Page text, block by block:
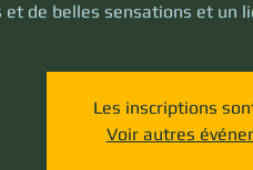
et de belles sensations et un
Les inscriptions
Voir autres